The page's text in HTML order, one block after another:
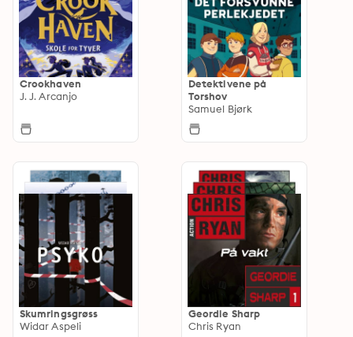
Crookhaven
J. J. Arcanjo
Detektivene på
Torshov
Samuel Bjørk
Skumringsgrøss
Widar Aspeli
Geordie Sharp
Chris Ryan